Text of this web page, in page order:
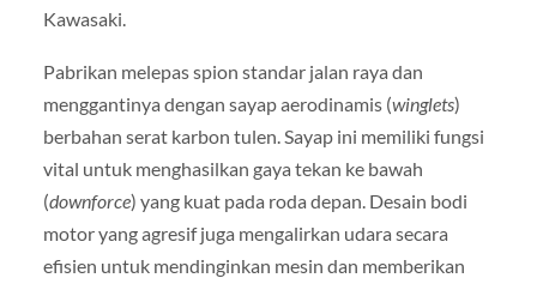
Kawasaki.
Pabrikan melepas spion standar jalan raya dan
menggantinya dengan sayap aerodinamis (winglets)
berbahan serat karbon tulen. Sayap ini memiliki fungsi
vital untuk menghasilkan gaya tekan ke bawah
(downforce) yang kuat pada roda depan. Desain bodi
motor yang agresif juga mengalirkan udara secara
efisien untuk mendinginkan mesin dan memberikan